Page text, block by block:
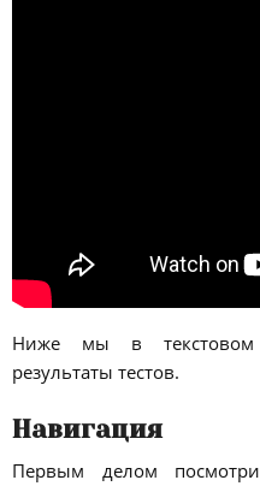
Ниже мы в текстовом
результаты тестов.
Навигация
Первым делом